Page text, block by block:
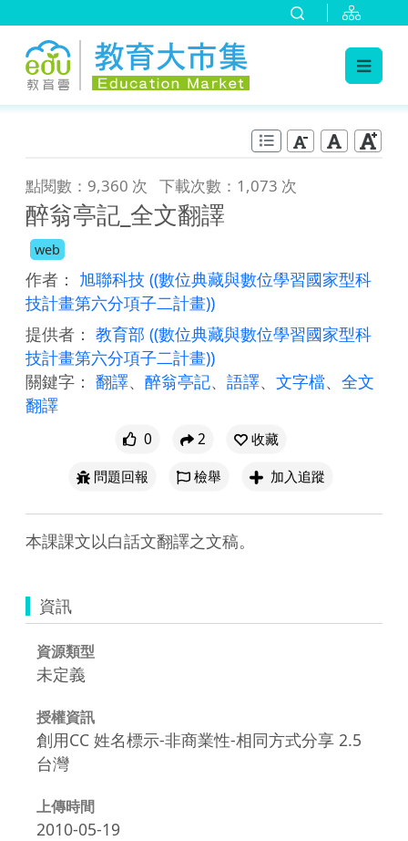
點閱數：9,360 次 下載次數：1,073 次
醉翁亭記_全文翻譯
web
作者： 旭聯科技 ((數位典藏與數位學習國家型科
技計畫第六分項子二計畫))
提供者： 教育部 ((數位典藏與數位學習國家型科
技計畫第六分項子二計畫))
關鍵字： 翻譯、 醉翁亭記、 語譯、 文字檔、 全文
翻譯
0 2
收藏
問題回報
檢舉 加入追蹤
本課課文以白話文翻譯之文稿。
資訊
資源類型
未定義
授權資訊
創用CC 姓名標示-非商業性-相同方式分享 2.5
台灣
上傳時間
2010-05-19